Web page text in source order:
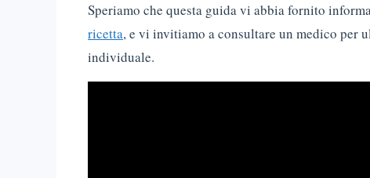
Speriamo che questa guida vi abbia fornito
ricetta, e vi invitiamo a consultare un medico per
individuale.